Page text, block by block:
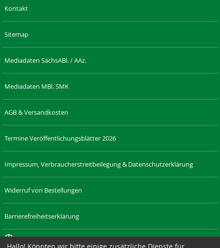
Kontakt
Sitemap
Mediadaten SächsABl. / AAz.
Mediadaten MBl. SMK
AGB & Versandkosten
Termine Veröffentlichungsblätter 2026
Impressum, Verbraucherstreitbeilegung & Datenschutzerklärung
Widerruf von Bestellungen
Barrierefreiheitserklärung
Cookie-Einstellungen